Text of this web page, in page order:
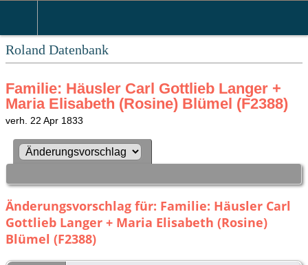
Roland Datenbank
Familie: Häusler Carl Gottlieb Langer +
Maria Elisabeth (Rosine) Blümel (F2388)
verh. 22 Apr 1833
Änderungsvorschlag für: Familie: Häusler Carl
Gottlieb Langer + Maria Elisabeth (Rosine)
Blümel (F2388)